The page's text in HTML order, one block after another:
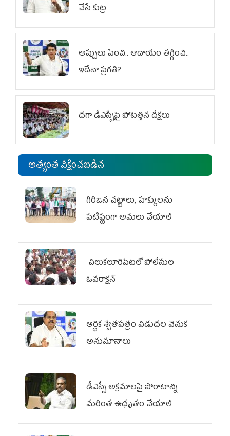
చేసే కుట్ర‌
అప్పులు పెంచి.. ఆదాయం తగ్గించి..
ఇదేనా ప్రగతి?
దగా డీఎస్సీపై పోటెత్తిన దీక్షలు
అత్యంత వీక్షించబడిన
గిరిజన చట్టాలు, హక్కులను
పటిష్టంగా అమలు చేయాలి
చిలుక‌లూరిపేట‌లో పోలీసుల
ఓవ‌రాక్ష‌న్‌
ఆర్థిక శ్వేతపత్రం విడుదల వెనుక
అనుమానాలు
డీఎస్సీ అక్రమాలపై పోరాటాన్ని
మరింత ఉధృతం చేయాలి